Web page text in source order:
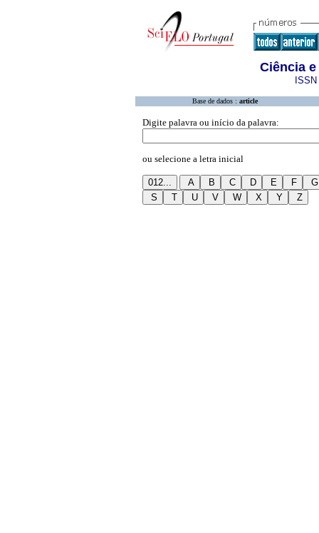
Ciência
Base de dados : article
Digite palavra ou início da palavra:
ou selecione a letra inicial